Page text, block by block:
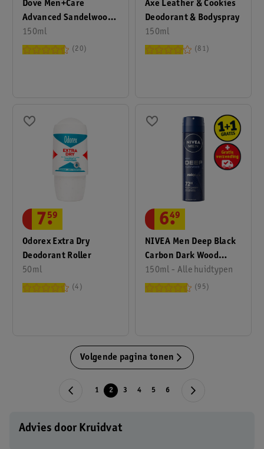
Dove Men+Care
Advanced Sandelwood
+ Vanilla
Antitranspirant Spray
150ml
20
Axe Leather & Cookies
Deodorant & Bodyspray
150ml
81
Odorex Extra Dry
Deodorant Roller
50ml
7.
59
4
NIVEA Men Deep Black
Carbon Dark Wood
Antitranspirant Spray
150ml - Alle huidtypen
6.
49
95
Volgende pagina tonen
1 2 3 4 5 6
Advies door Kruidvat